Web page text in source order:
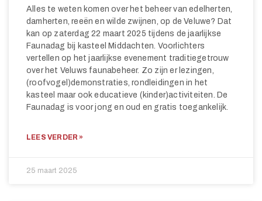
Alles te weten komen over het beheer van edelherten,
damherten, reeën en wilde zwijnen, op de Veluwe? Dat
kan op zaterdag 22 maart 2025 tijdens de jaarlijkse
Faunadag bij kasteel Middachten. Voorlichters
vertellen op het jaarlijkse evenement traditiegetrouw
over het Veluws faunabeheer. Zo zijn er lezingen,
(roofvogel)demonstraties, rondleidingen in het
kasteel maar ook educatieve (kinder)activiteiten. De
Faunadag is voor jong en oud en gratis toegankelijk.
LEES VERDER »
25 maart 2025